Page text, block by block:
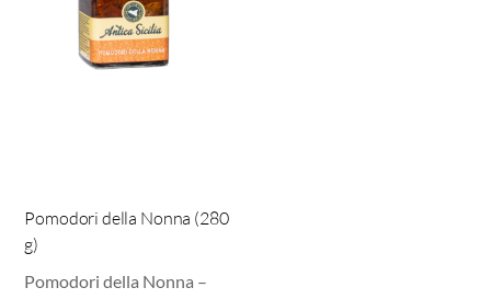
Pomodori della Nonna (280
g)
Pomodori della Nonna –